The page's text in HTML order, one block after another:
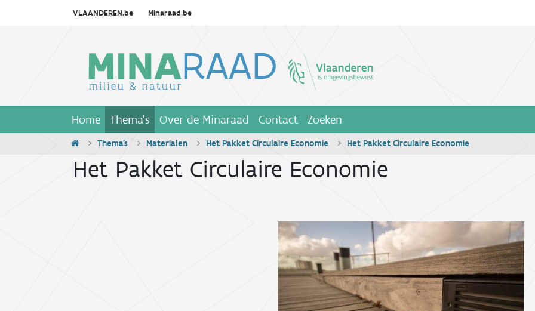
VLAANDEREN.be Minaraad.be
Home Thema's Over de Minaraad Contact Zoeken
Thema's Materialen Het Pakket Circulaire Economie Het Pakket Circulaire Economie
Het Pakket Circulaire Economie